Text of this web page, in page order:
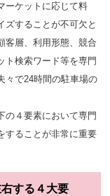
ーケットに応じて料
ズすることが不可欠と
客層、利用形態、競合
ト検索ワード等を専門
々で24時間の駐車場の
の４要素において専門
することが非常に重要
する４大要